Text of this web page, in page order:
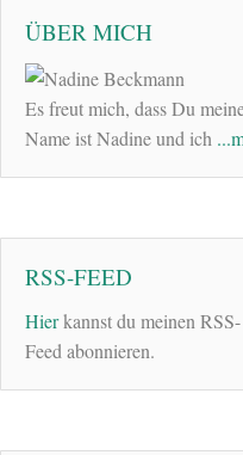
ÜBER MICH
Es freut mich, dass Du
Name ist Nadine und ich
RSS-FEED
Hierkannst du meinen RSS-
Feed abonnieren.